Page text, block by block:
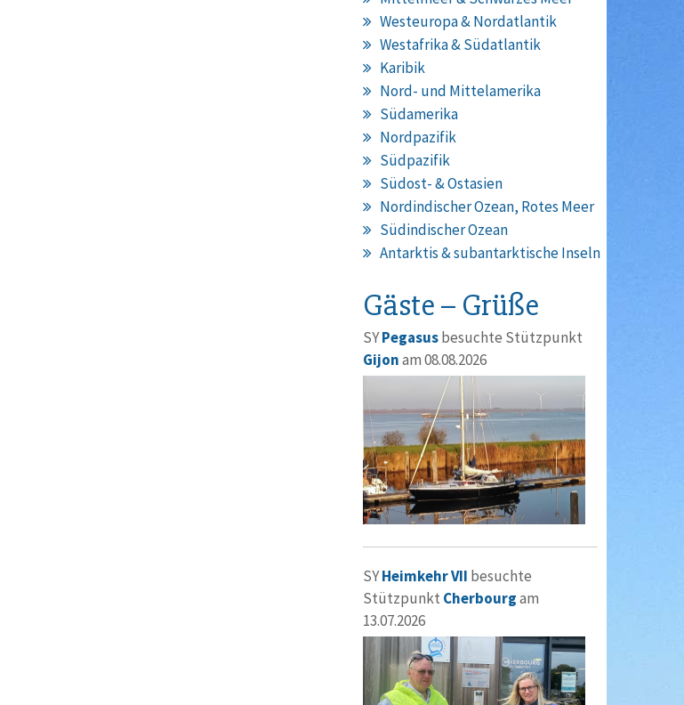
Westeuropa & Nordatlantik
Westafrika & Südatlantik
Karibik
Nord- und Mittelamerika
Südamerika
Nordpazifik
Südpazifik
Südost- & Ostasien
Nordindischer Ozean, Rotes Meer
Südindischer Ozean
Antarktis & subantarktische Inseln
Gäste – Grüße
SYPegasusbesuchte Stützpunkt
Gijonam 08.08.2026
SYHeimkehr VII besuchte
Stützpunkt Cherbourgam
13.07.2026